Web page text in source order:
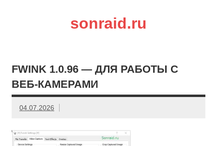
sonraid.ru
FWINK 1.0.96 — ДЛЯ РАБОТЫ С
ВЕБ-КАМЕРАМИ
04.07.2026